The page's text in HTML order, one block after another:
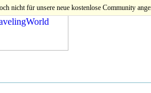
nicht für unsere neue kostenlose Community